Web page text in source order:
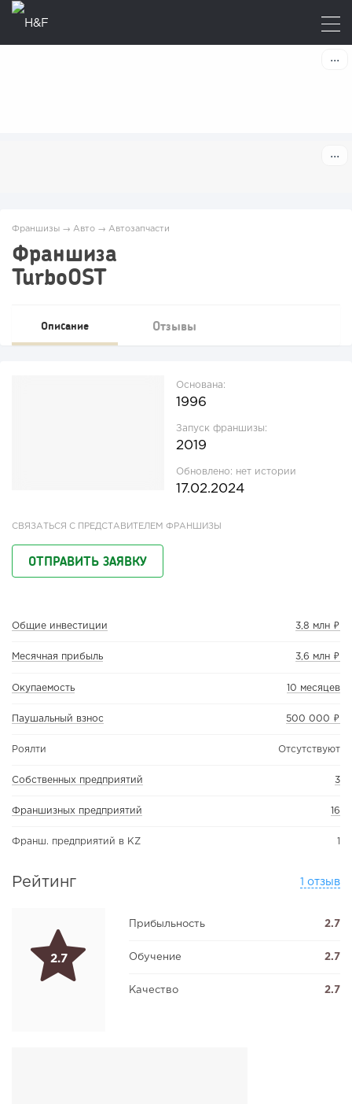
Франшизы → Авто → Автозапчасти
Франшиза
TurboOST
Описание Отзывы
Основана:
1996
Запуск франшизы:
2019
Обновлено: нет истории
17.02.2024
СВЯЗАТЬСЯ С ПРЕДСТАВИТЕЛЕМ ФРАНШИЗЫ
ОТПРАВИТЬ ЗАЯВКУ
Общие инвестиции 3,8 млн ₽
Месячная прибыль 3,6 млн ₽
Окупаемость 10 месяцев
Паушальный взнос 500 000 ₽
Роялти Отсутствуют
Собственных предприятий 3
Франшизных предприятий 16
Франш. предприятий в KZ 1
Рейтинг 1 отзыв
2.7
Прибыльность 2.7
Обучение 2.7
Качество 2.7